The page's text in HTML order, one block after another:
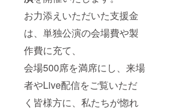
お力添えいただいた支援金
は、単独公演の会場費や製
作費に充て、
会場500席を満席にし、来場
者やLive配信をご覧いただ
く皆様方に、私たちが惚れ